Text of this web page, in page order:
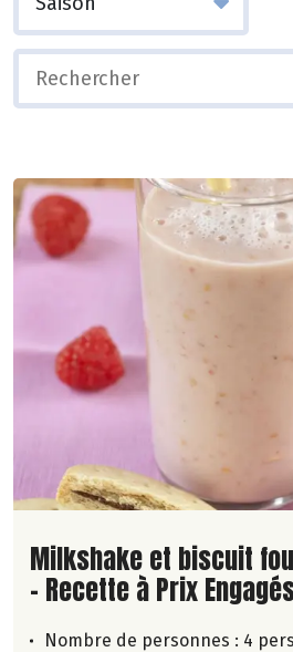
Lire la suite de la
Milkshake et biscuit
- Recette à Prix
Nombre de personnes : 4